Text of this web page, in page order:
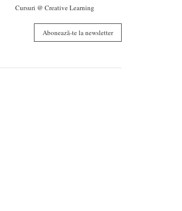
Cursuri @ Creative Learning
Abonează-te la newsletter